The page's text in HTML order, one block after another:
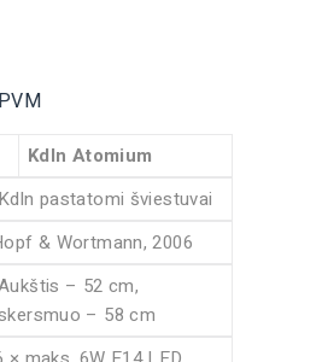
Kdln Atomium
Kdln pastatomi šviestuvai
& Wortmann, 2006
– 52 cm,
– 58 cm